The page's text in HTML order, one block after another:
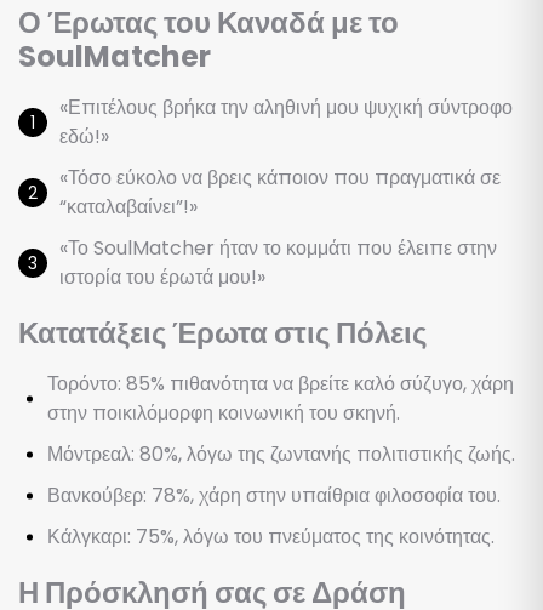
Ο Έρωτας του Καναδά με το
SoulMatcher
«Επιτέλους βρήκα την αληθινή μου ψυχική σύντροφο
εδώ!»
«Τόσο εύκολο να βρεις κάποιον που πραγματικά σε
“καταλαβαίνει”!»
«Το SoulMatcher ήταν το κομμάτι που έλειπε στην
ιστορία του έρωτά μου!»
Κατατάξεις Έρωτα στις Πόλεις
Τορόντο: 85% πιθανότητα να βρείτε καλό σύζυγο, χάρη
στην ποικιλόμορφη κοινωνική του σκηνή.
Μόντρεαλ: 80%, λόγω της ζωντανής πολιτιστικής ζωής.
Βανκούβερ: 78%, χάρη στην υπαίθρια φιλοσοφία του.
Κάλγκαρι: 75%, λόγω του πνεύματος της κοινότητας.
Η Πρόσκλησή σας σε Δράση